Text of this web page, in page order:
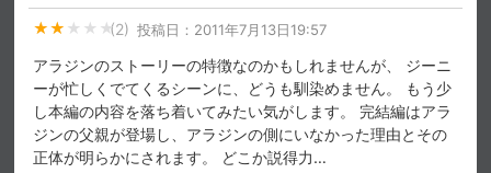
(2) 投稿日： 2011年7月13日19:57
アラジンのストーリーの特徴なのかもしれませんが、 ジーニ
ーが忙しくでてくるシーンに、どうも馴染めません。 もう少
し本編の内容を落ち着いてみたい気がします。 完結編はアラ
ジンの父親が登場し、アラジンの側にいなかった理由とその
正体が明らかにされます。 どこか説得力…